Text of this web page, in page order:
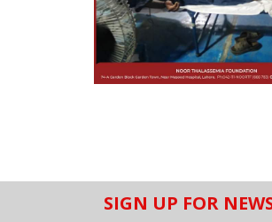
SIGN UP FOR